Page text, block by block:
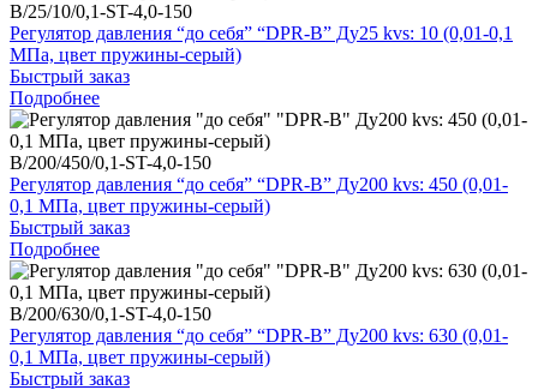
B/25/10/0,1-ST-4,0-150
Регулятор давления “до себя” “DPR-B” Ду25 kvs: 10 (0,01-0,1
МПа, цвет пружины-серый)
Быстрый заказ
Подробнее
B/200/450/0,1-ST-4,0-150
Регулятор давления “до себя” “DPR-B” Ду200 kvs: 450 (0,01-
0,1 МПа, цвет пружины-серый)
Быстрый заказ
Подробнее
B/200/630/0,1-ST-4,0-150
Регулятор давления “до себя” “DPR-B” Ду200 kvs: 630 (0,01-
0,1 МПа, цвет пружины-серый)
Быстрый заказ